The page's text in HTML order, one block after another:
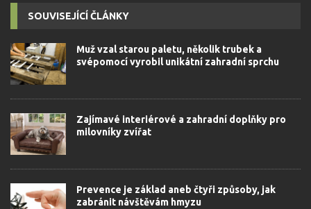
SOUVISEJÍCÍ ČLÁNKY
Muž vzal starou paletu, několik trubek a
svépomocí vyrobil unikátní zahradní sprchu
Zajímavé interiérové a zahradní doplňky pro
milovníky zvířat
Prevence je základ aneb čtyři způsoby, jak
zabránit návštěvám hmyzu